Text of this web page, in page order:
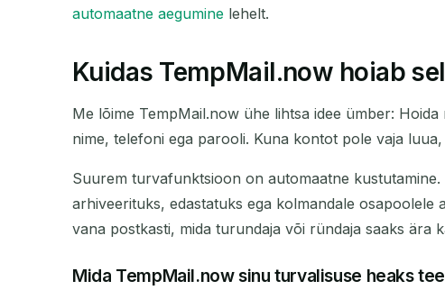
automaatne aegumine lehelt.
Kuidas TempMail.now hoiab
Me lõime TempMail.now ühe lihtsa idee ümber:
nime, telefoni ega parooli. Kuna kontot pole vaja
Suurem turvafunktsioon on automaatne
arhiveerituks, edastatuks ega kolmandale osapoolele
vana postkasti, mida turundaja või ründaja saaks ära
Mida TempMail.now sinu turvalisuse heaks